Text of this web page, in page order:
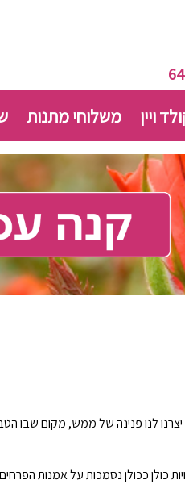
ויין משלוחי מתנות
יצרנו לנו פנינה של ממש, מקום
כולן ככולן נסמכות על אמנות